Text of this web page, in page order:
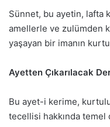
Sünnet, bu ayetin, lafta
amellerle ve zulümden
yaşayan bir imanın
Ayetten Çıkarılacak
Bu ayet-i kerime,
tecellisi hakkında